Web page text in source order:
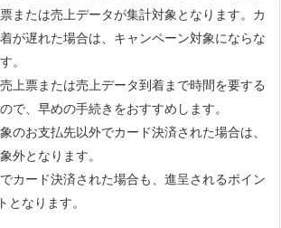
または売上データが集計対象となります。カ
が遅れた場合は、キャンペーン対象にならな
。
上票または売上データ到着まで時間を要する
で、早めの手続きをおすすめします。
のお支払先以外でカード決済された場合は、
外となります。
カード決済された場合も、進呈されるポイン
となります。